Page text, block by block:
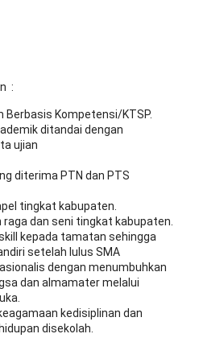
:
Berbasis Kompetensi/KTSP.
ditandai dengan
ujian
diterima PTN dan PTS
tingkat kabupaten.
raga dan seni tingkat kabupaten.
kepada tamatan sehingga
setelah lulus SMA
dengan menumbuhkan
dan almamater melalui
kedisiplinan dan
disekolah.